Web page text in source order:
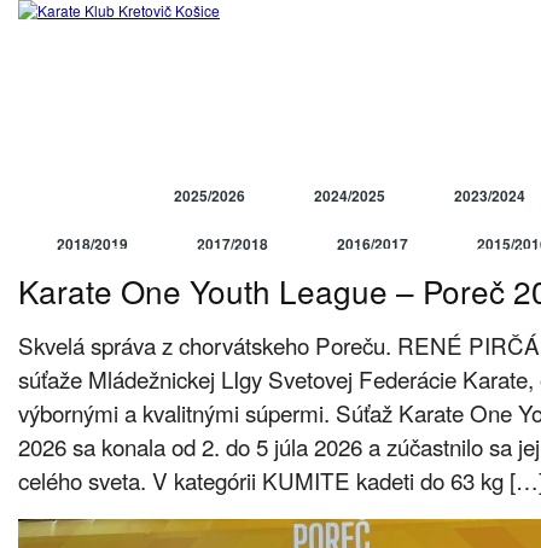
2025/2026 2024/2025 2023/2024
2018/2019 2017/2018 2016/2017 2015/
2010/2011 2009/2010 2008/2009 2007/
FOTOGALÉRIA VIDEOGALÉRIA SÚSTREDENIA A
Karate One Youth League – Poreč
Skvelá správa z chorvátskeho Poreču. RENÉ
súťaže Mládežnickej LIgy Svetovej Federácie
výbornými a kvalitnými súpermi. Súťaž Karate One
2026 sa konala od 2. do 5 júla 2026 a zúčastnilo sa
celého sveta. V kategórii KUMITE kadeti do 63 kg